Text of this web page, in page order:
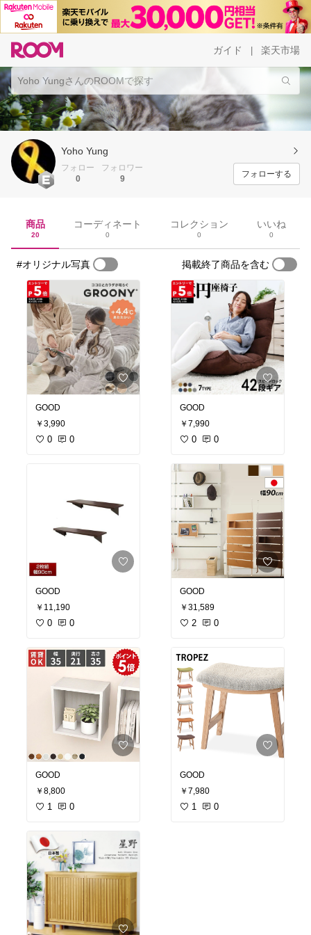
ガイド 楽天市場
Yoho Yung
フォロー
0
フォロワー
9
フォローする
商品
20
コーディネート
0
コレクション
0
いいね
0
#オリジナル写真 掲載終了商品を含む
GOOD
￥3,990
0 0
GOOD
￥11,190
0 0
GOOD
￥8,800
1 0
GOOD
￥7,990
0 0
GOOD
￥31,589
2 0
GOOD
￥7,980
1 0